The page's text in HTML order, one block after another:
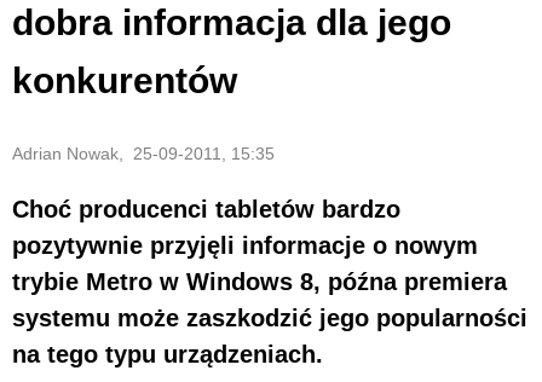
dobra informacja dla jego
konkurentów
Adrian Nowak, 25-09-2011, 15:35
Choć producenci tabletów bardzo
pozytywnie przyjęli informacje o nowym
trybie Metro w Windows 8, późna premiera
systemu może zaszkodzić jego popularności
na tego typu urządzeniach.